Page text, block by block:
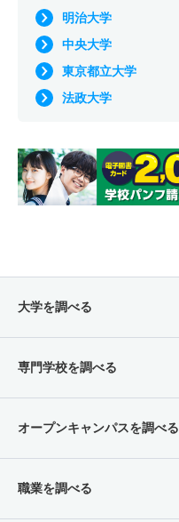
明治大学
中央大学
東京都立大学
法政大学
大学を調べる
専門学校を調べる
オープンキャンパスを調べる
職業を調べる